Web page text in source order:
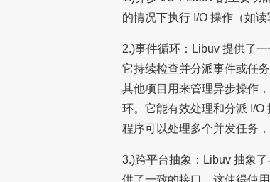
的情况下执行 I/O 操作（如读
2.)事件循环：Libuv 提供了
它持续检查并分派事件或任
其他项目用来管理异步操作
环。它能有效处理和分派 I/O
程序可以处理多个并发任务，
3.)跨平台抽象：Libuv 抽象
供了一致的接口。这使得使